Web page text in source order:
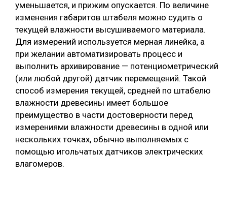
уменьшается, и прижим опускается. По величине
изменения габаритов штабеля можно судить о
текущей влажности высушиваемого материала.
Для измерений используется мерная линейка, а
при желании автоматизировать процесс и
выполнить архивирование — потенциометрический
(или любой другой) датчик перемещений. Такой
способ измерения текущей, средней по штабелю
влажности древесины имеет большое
преимущество в части достоверности перед
измерениями влажности древесины в одной или
нескольких точках, обычно выполняемых с
помощью игольчатых датчиков электрических
влагомеров.